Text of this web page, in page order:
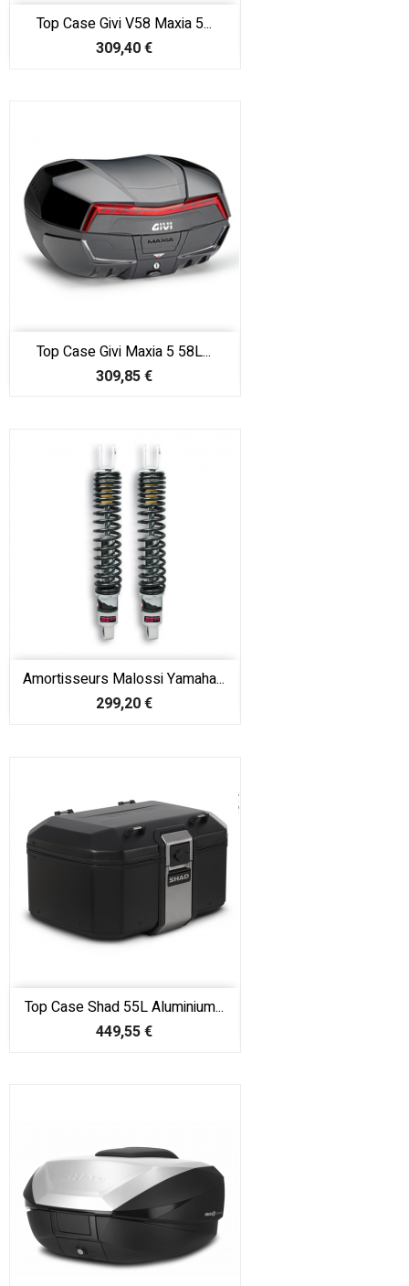
Top Case Givi V58 Maxia 5...
Prix
309,40 €
Top Case Givi Maxia 5 58L...
Prix
309,85 €
Amortisseurs Malossi Yamaha...
Prix
299,20 €
Top Case Shad 55L Aluminium...
Prix
449,55 €